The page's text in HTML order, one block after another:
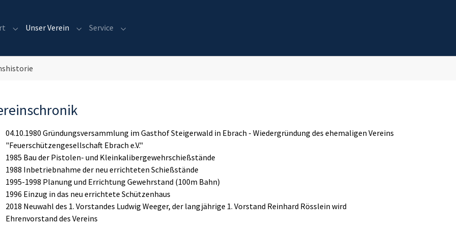
Submenu for "Sport"
Unser Verein Submenu for "Unser Verein"
Service Submenu for "Service"
04.10.1980 Gründungsversammlung im Gasthof Steigerwald in Ebrach - Wiedergründung des ehemaligen Vereins
"Feuerschützengesellschaft Ebrach e.V."
1985 Bau der Pistolen- und Kleinkalibergewehrschießstände
1988 Inbetriebnahme der neu errichteten Schießstände
1995-1998 Planung und Errichtung Gewehrstand (100m Bahn)
1996 Einzug in das neu errichtete Schützenhaus
2018 Neuwahl des 1. Vorstandes Ludwig Weeger, der langjährige 1. Vorstand Reinhard Rösslein wird
Ehrenvorstand des Vereins